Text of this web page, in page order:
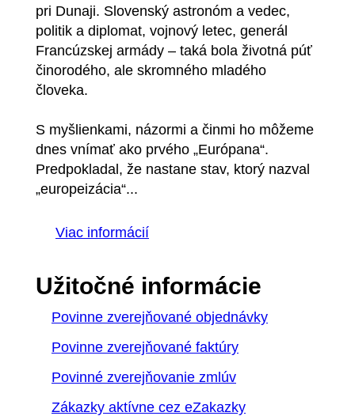
pri Dunaji. Slovenský astronóm a vedec,
politik a diplomat, vojnový letec, generál
Francúzskej armády – taká bola životná púť
činorodého, ale skromného mladého
človeka.
S myšlienkami, názormi a činmi ho môžeme
dnes vnímať ako prvého „Európana“.
Predpokladal, že nastane stav, ktorý nazval
„europeizácia“...
Viac informácií
Užitočné informácie
Povinne zverejňované objednávky
Povinne zverejňované faktúry
Povinné zverejňovanie zmlúv
Zákazky aktívne cez eZakazky